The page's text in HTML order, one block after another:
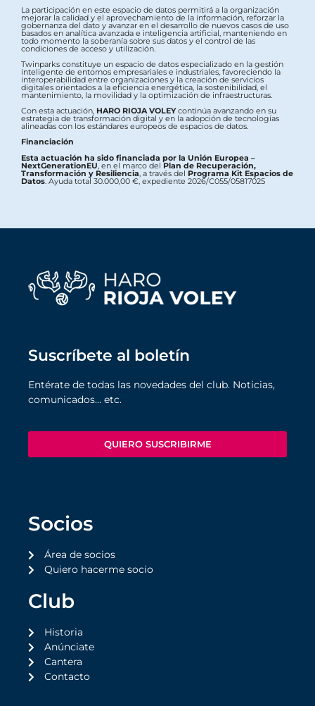
La participación en este espacio de datos permitirá a la organización
mejorar la calidad y el aprovechamiento de la información, reforzar la
gobernanza del dato y avanzar en el desarrollo de nuevos casos de uso
basados en analítica avanzada e inteligencia artificial, manteniendo en
todo momento la soberanía sobre sus datos y el control de las
condiciones de acceso y utilización.
Twinparks constituye un espacio de datos especializado en la gestión
inteligente de entornos empresariales e industriales, favoreciendo la
interoperabilidad entre organizaciones y la creación de servicios
digitales orientados a la eficiencia energética, la sostenibilidad, el
mantenimiento, la movilidad y la optimización de infraestructuras.
Con esta actuación, HARO RIOJA VOLEYcontinúa avanzando en su
estrategia de transformación digital y en la adopción de tecnologías
alineadas con los estándares europeos de espacios de datos.
Financiación
Esta actuación ha sido financiada por la Unión Europea –
NextGenerationEU , en el marco delPlan de Recuperación,
Transformación y Resiliencia , a través del Programa Kit Espacios de
Datos . Ayuda total 30.000,00 €, expediente 2026/C055/05817025
Suscríbete al boletín
Entérate de todas las novedades del club. Noticias,
comunicados… etc.
QUIERO SUSCRIBIRME
Socios
Área de socios
Quiero hacerme socio
Club
Historia
Anúnciate
Cantera
Contacto